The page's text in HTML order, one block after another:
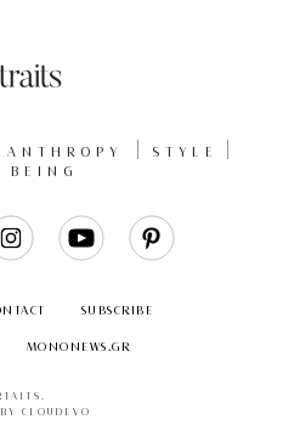
STYLE
BEING
SUBSCRIBE
MONONEWS.GR
CLOUDEVO